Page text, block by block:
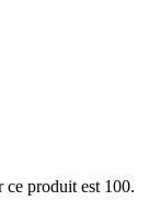
produit est 100.